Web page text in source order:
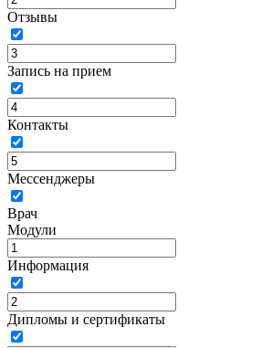
Отзывы
Запись на прием
Контакты
Мессенджеры
Врач
Модули
Информация
Дипломы и сертификаты